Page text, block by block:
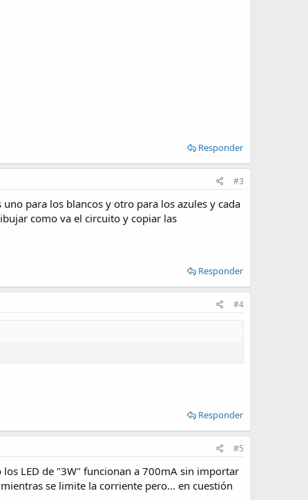
Responder
#3
para los blancos y otro para los azules y cada
como va el circuito y copiar las
Responder
#4
Responder
#5
LED de "3W" funcionan a 700mA sin importar
se limite la corriente pero... en cuestión